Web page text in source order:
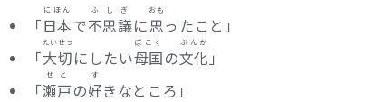
「日本
にほん
で不思議
ふしぎ
に思
おも
ったこと」
「大切
たいせつ
にしたい母国
ぼこく
の文化
ぶんか
」
「瀬戸
せと
の好
す
きなところ」